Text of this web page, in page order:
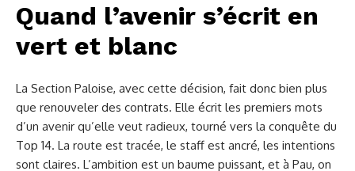
Quand l’avenir s’écrit en
vert et blanc
La Section Paloise, avec cette décision, fait donc bien plus
que renouveler des contrats. Elle écrit les premiers mots
d’un avenir qu’elle veut radieux, tourné vers la conquête du
Top 14. La route est tracée, le staff est ancré, les intentions
sont claires. L’ambition est un baume puissant, et à Pau, on